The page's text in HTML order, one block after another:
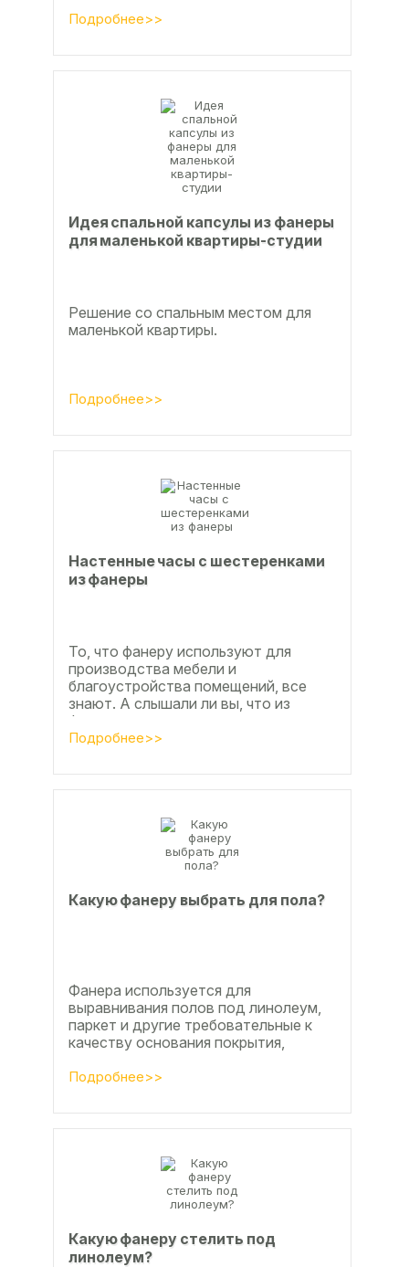
Подробнее>>
Идея спальной капсулы из фанеры
для маленькой квартиры-студии
Решение со спальным местом для
маленькой квартиры.
Подробнее>>
Настенные часы с шестеренками
из фанеры
То, что фанеру используют для
производства мебели и
благоустройства помещений, все
знают. А слышали ли вы, что из
фанеры делают красивые ажурные
часы? Удивительно, но факт.
Подробнее>>
Какую фанеру выбрать для пола?
Фанера используется для
выравнивания полов под линолеум,
паркет и другие требовательные к
качеству основания покрытия,
по деревянным лагам или...
Подробнее>>
Какую фанеру стелить под
линолеум?